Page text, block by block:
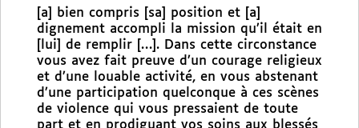
[a] bien compris [sa] position et [a]
dignement accompli la mission qu’il était en
[lui] de remplir […]. Dans cette circonstance
vous avez fait preuve d’un courage religieux
et d’une louable activité, en vous abstenant
d’une participation quelconque à ces scènes
de violence qui vous pressaient de toute